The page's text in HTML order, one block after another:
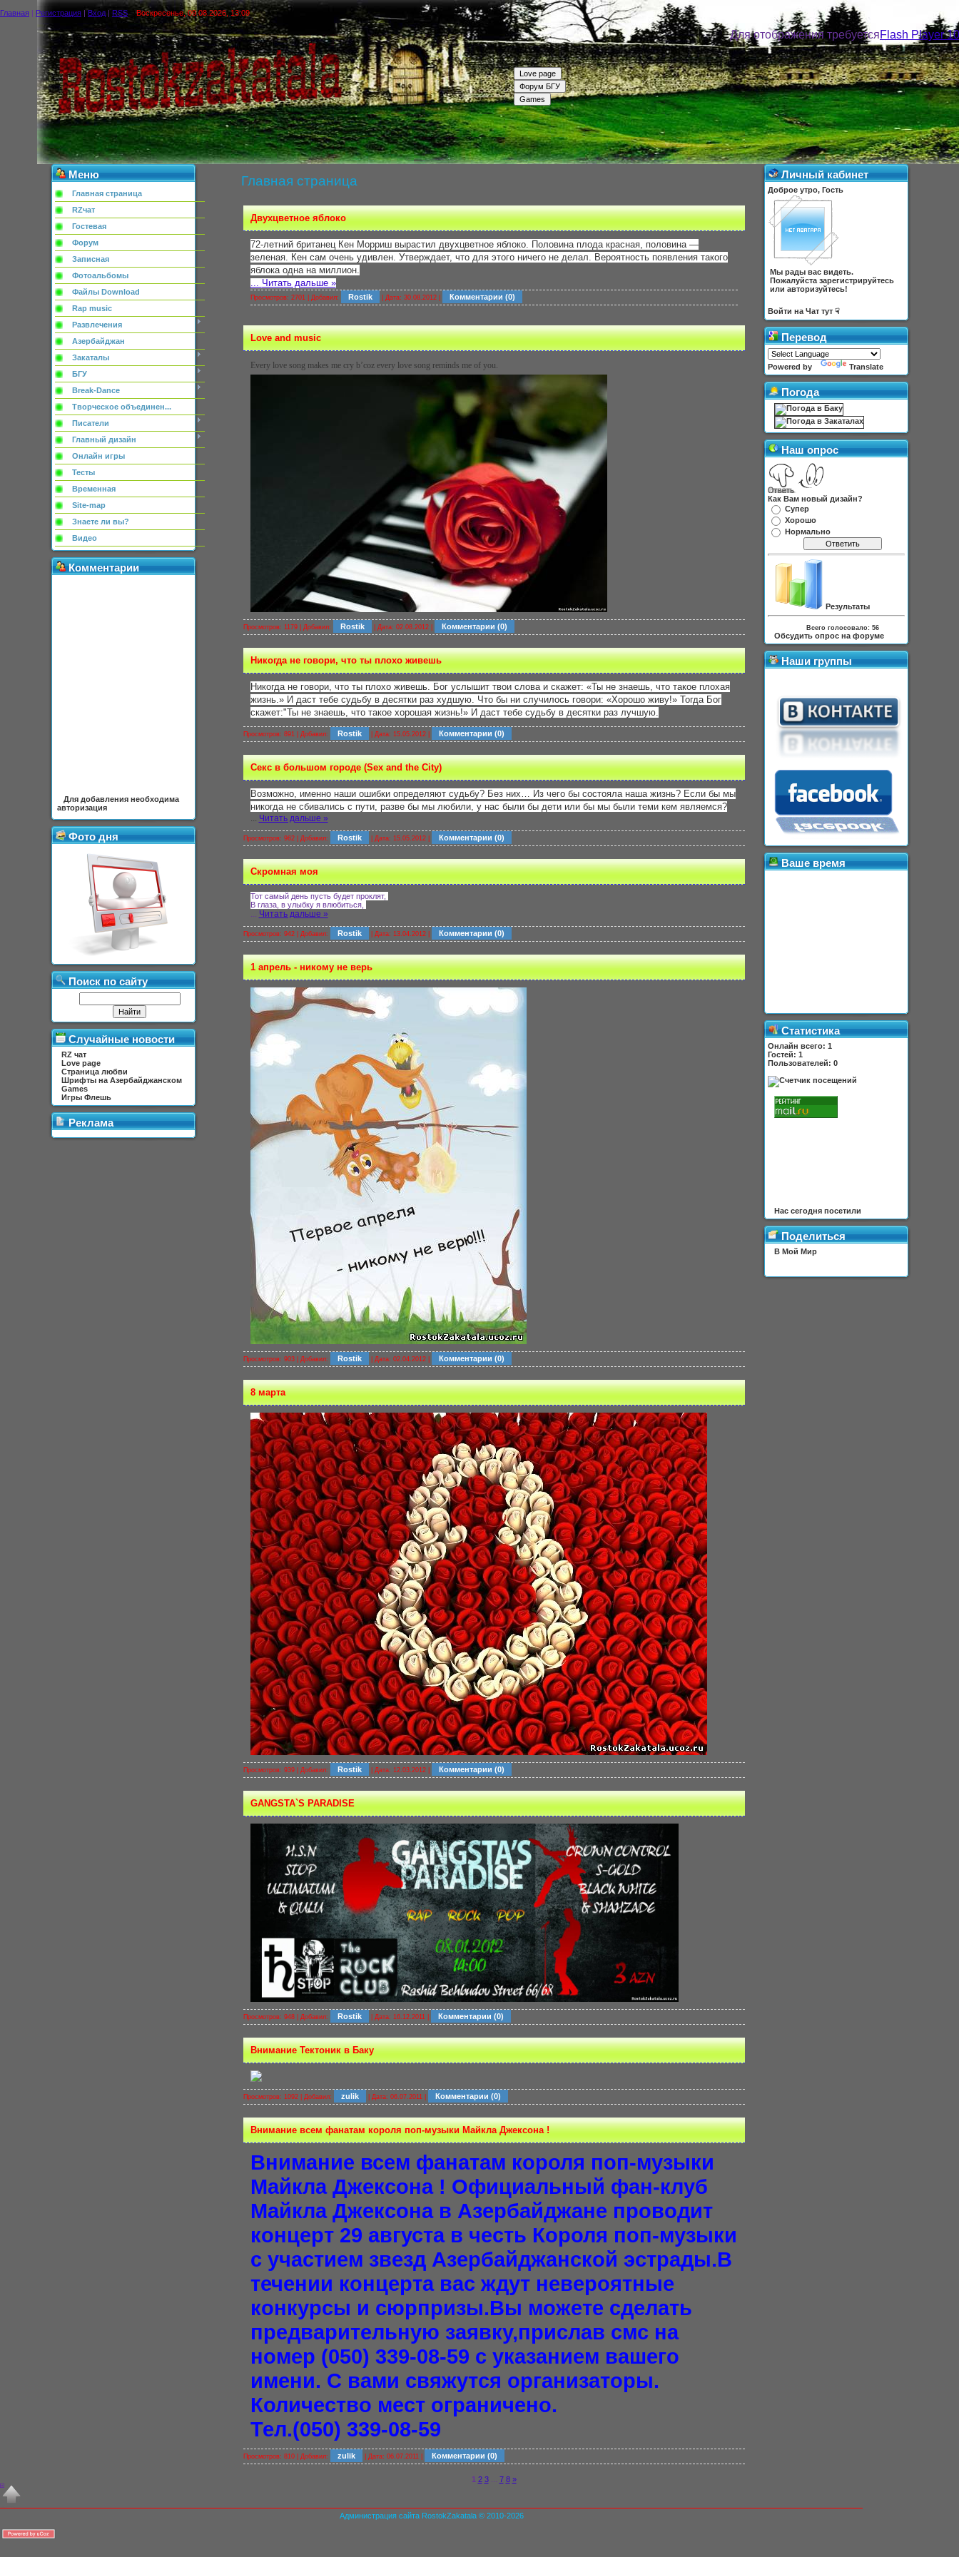
Главная | Регистрация |Вход | RSS Воскресенье, 09.08.2026, 13:09
Для отображения требуетсяFlash Player 10
Меню
Главная страница
RZчат
Гостевая
Форум
Записная
Фотоальбомы
Файлы Download
Rap music
Развлечения
Азербайджан
Закаталы
БГУ
Break-Dance
Творческое объединен...
Писатели
Главный дизайн
Онлайн игры
Тесты
Временная
Site-map
Знаете ли вы?
Видео
Комментарии
Для добавления необходима
авторизация
Фото дня
Поиск по сайту
Случайные новости
RZ чат
Love page
Страница любви
Шрифты на Азербайджанском
Games
Игры Флешь
Реклама
Главная страница
Двухцветное яблоко
72-летний британец Кен Морриш вырастил двухцветное яблоко. Половина плода красная, половина —
зеленая. Кен сам очень удивлен. Утверждает, что для этого ничего не делал. Вероятность появления такого
яблока одна на миллион.
Читать дальше »
Просмотров: 2701 | Добавил: Rostik | Дата: 30.08.2012| Комментарии (0)
Love and music
Every love song makes me cry b’coz every love song reminds me of you.
Просмотров: 1179 | Добавил: Rostik | Дата: 02.08.2012| Комментарии (0)
Никогда не говори, что ты плохо живешь
Никогда не говори, что ты плохо живешь. Бог услышит твои слова и скажет: «Ты не знаешь, что такое плохая
жизнь.» И даст тебе судьбу в десятки раз худшую. Что бы ни случилось говори: «Хорошо живу!» Тогда Бог
скажет:"Ты не знаешь, что такое хорошая жизнь!» И даст тебе судьбу в десятки раз лучшую.
Просмотров: 891 | Добавил: Rostik | Дата: 15.05.2012| Комментарии (0)
Секс в большом городе (Sex and the City)
Возможно, именно наши ошибки определяют судьбу? Без них… Из чего бы состояла наша жизнь? Если бы мы
никогда не сбивались с пути, разве бы мы любили, у нас были бы дети или бы мы были теми кем являемся?
Читать дальше »
Просмотров: 962 | Добавил: Rostik | Дата: 15.05.2012| Комментарии (0)
Cкромная моя
Тот самый день пусть будет проклят,
В глаза, в улыбку я влюбиться,
Читать дальше »
Просмотров: 942 | Добавил: Rostik | Дата: 13.04.2012| Комментарии (0)
1 апрель - никому нe верь
Просмотров: 903 | Добавил: Rostik | Дата: 02.04.2012| Комментарии (0)
8 марта
Просмотров: 939 | Добавил: Rostik | Дата: 12.03.2012| Комментарии (0)
GANGSTA`S PARADISE
Просмотров: 948 | Добавил: Rostik | Дата: 16.12.2011 Комментарии (0)
Внимание Тектоник в Баку
Просмотров: 1092 | Добавил: zulik | Дата: 06.07.2011 Комментарии (0)
Внимание всем фанатам короля поп-музыки Майкла Джексона !
Внимание всем фанатам короля поп-музыки
Майкла Джексона ! Официальный фан-клуб
Майкла Джексона в Азербайджане проводит
концерт 29 августа в честь Короля поп-музыки
с участием звезд Азербайджанской эстрады.В
течении концерта вас ждут невероятные
конкурсы и сюрпризы.Вы можете сделать
предварительную заявку,прислав смс на
номер (050) 339-08-59 с указанием вашего
имени. С вами свяжутся организаторы.
Количество мест ограничено.
Тел.(050) 339-08-59
Просмотров: 810 | Добавил: zulik | Дата: 06.07.2011 Комментарии (0)
1 2 3 7 8 »
Личный кабинет
Доброе утро, Гость
Мы рады вас видеть.
Пожалуйста зарегистрируйтесь
или авторизуйтесь!
Войти на Чат тут ☟
Перевод
Powered by Translate
Погода
Наш опрос
Как Вам новый дизайн?
Супер
Хорошо
Нормально
Результаты
Всего голосовало: 56
Обсудить опрос на форуме
Наши группы
Ваше время
Статистика
Онлайн всего: 1
Гостей: 1
Пользователей: 0
Нас сегодня посетили
Поделиться
В Мой Мир
Администрация сайта RostokZakatala © 2010-2026